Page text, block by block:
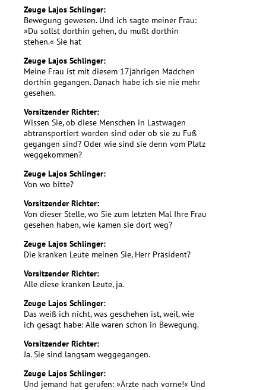
Zeuge Lajos Schlinger:
Bewegung gewesen. Und ich sagte meiner Frau:
»Du sollst dorthin gehen, du mußt dorthin
stehen.« Sie hat
Zeuge Lajos Schlinger:
Meine Frau ist mit diesem 17jährigen Mädchen
dorthin gegangen. Danach habe ich sie nie mehr
gesehen.
Vorsitzender Richter:
Wissen Sie, ob diese Menschen in Lastwagen
abtransportiert worden sind oder ob sie zu Fuß
gegangen sind? Oder wie sind sie denn vom Platz
weggekommen?
Zeuge Lajos Schlinger:
Von wo bitte?
Vorsitzender Richter:
Von dieser Stelle, wo Sie zum letzten Mal Ihre Frau
gesehen haben, wie kamen sie dort weg?
Zeuge Lajos Schlinger:
Die kranken Leute meinen Sie, Herr Präsident?
Vorsitzender Richter:
Alle diese kranken Leute, ja.
Zeuge Lajos Schlinger:
Das weiß ich nicht, was geschehen ist, weil, wie
ich gesagt habe: Alle waren schon in Bewegung.
Vorsitzender Richter:
Ja. Sie sind langsam weggegangen.
Zeuge Lajos Schlinger:
Und jemand hat gerufen: »Ärzte nach vorne!« Und